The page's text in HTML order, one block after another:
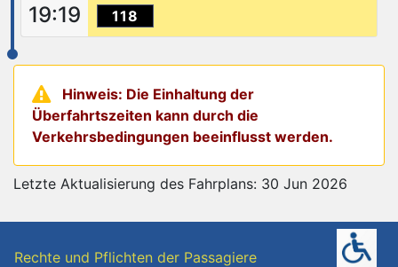
19:19 118
Hinweis: Die Einhaltung der
Überfahrtszeiten kann durch die
Verkehrsbedingungen beeinflusst werden.
Letzte Aktualisierung des Fahrplans: 30 Jun 2026
Rechte und Pflichten der Passagiere